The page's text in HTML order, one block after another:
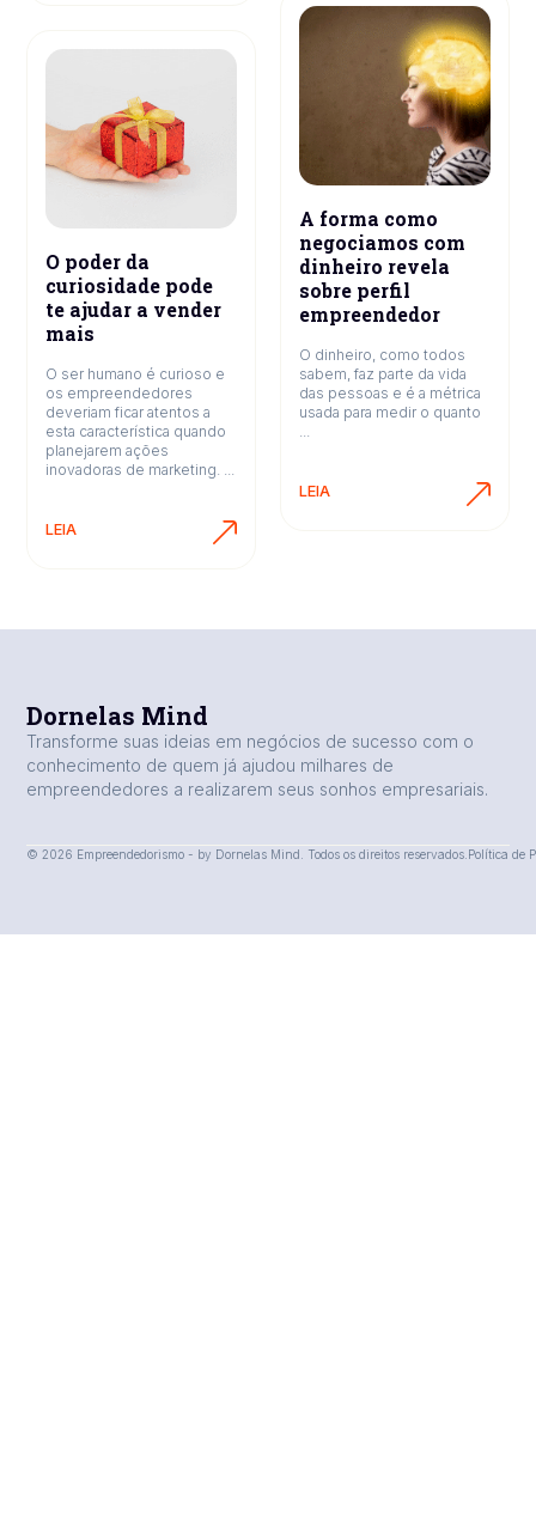
A forma como
negociamos com
dinheiro revela
sobre perfil
empreendedor
O dinheiro, como todos
sabem, faz parte da vida
das pessoas e é a métrica
usada para medir o quanto
LEIA
O poder da
curiosidade pode
te ajudar a vender
mais
O ser humano é curioso e
os empreendedores
deveriam ficar atentos a
esta característica quando
planejarem ações
inovadoras de marketing. ...
LEIA
Dornelas Mind
Transforme suas ideias em negócios de sucesso com o
conhecimento de quem já ajudou milhares de
empreendedores a realizarem seus sonhos empresariais.
© 2026 Empreendedorismo - by Dornelas Mind. Todos os direitos reservados. Política de